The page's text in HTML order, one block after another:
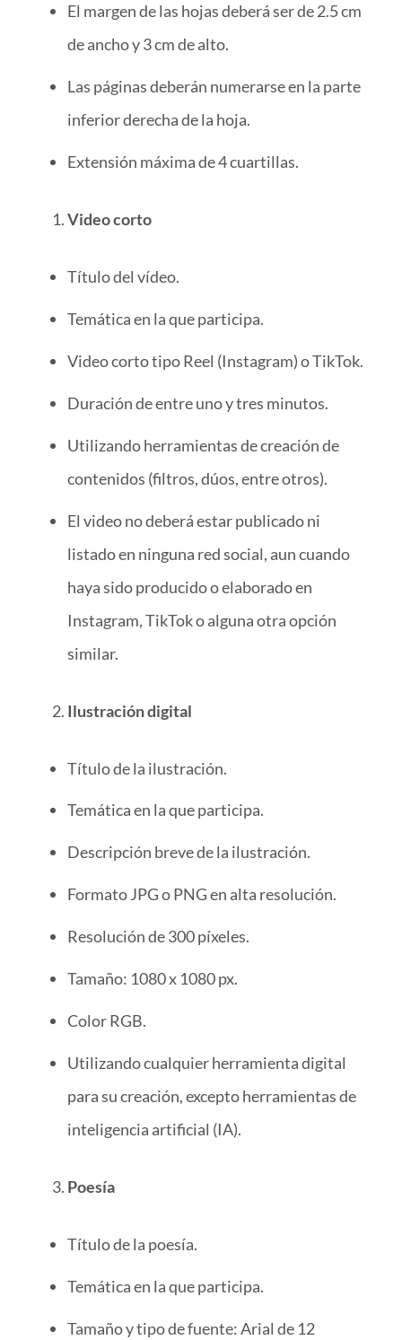
El margen de las hojas deberá ser de 2.5 cm
de ancho y 3 cm de alto.
Las páginas deberán numerarse en la parte
inferior derecha de la hoja.
Extensión máxima de 4 cuartillas.
Video corto
Título del vídeo.
Temática en la que participa.
Video corto tipo Reel (Instagram) o TikTok.
Duración de entre uno y tres minutos.
Utilizando herramientas de creación de
contenidos (filtros, dúos, entre otros).
El video no deberá estar publicado ni
listado en ninguna red social, aun cuando
haya sido producido o elaborado en
Instagram, TikTok o alguna otra opción
similar.
Ilustración digital
Título de la ilustración.
Temática en la que participa.
Descripción breve de la ilustración.
Formato JPG o PNG en alta resolución.
Resolución de 300 píxeles.
Tamaño: 1080 x 1080 px.
Color RGB.
Utilizando cualquier herramienta digital
para su creación, excepto herramientas de
inteligencia artificial (IA).
Poesía
Título de la poesía.
Temática en la que participa.
Tamaño y tipo de fuente: Arial de 12